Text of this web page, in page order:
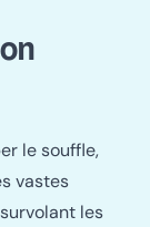
le souffle,
vastes
les